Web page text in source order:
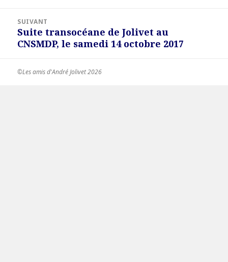
SUIVANT
Article
suivant :
Suite transocéane de Jolivet au
CNSMDP, le samedi 14 octobre 2017
©Les amis d'André Jolivet 2026